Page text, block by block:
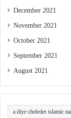
December 2021
November 2021
October 2021
September 2021
August 2021
a diye cheleder islamic